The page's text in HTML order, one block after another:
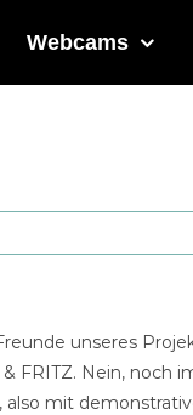
Webcams
unseres
FRITZ. Nein, noch
mit